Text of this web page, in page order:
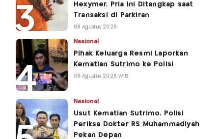
Hexymer, Pria Ini Ditangkap saat
Transaksi di Parkiran
08 Agustus 2026
Nasional
Pihak Keluarga Resmi Laporkan
Kematian Sutrimo ke Polisi
09 Agustus 2026 WIB
Nasional
Usut Kematian Sutrimo, Polisi
Periksa Dokter RS Muhammadiyah
Pekan Depan